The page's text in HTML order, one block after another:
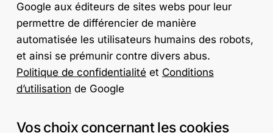
Google aux éditeurs de sites webs pour leur
permettre de différencier de manière
automatisée les utilisateurs humains des robots,
et ainsi se prémunir contre divers abus.
Politique de confidentialité et Conditions
d’utilisation de Google
Vos choix concernant les cookies